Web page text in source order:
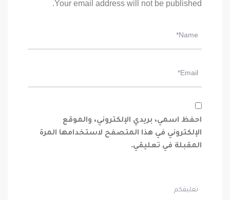
Your email address will not be published.
احفظ اسمي، بريدي الإلكتروني، والموقع
الإلكتروني في هذا المتصفح لاستخدامها المرة
المقبلة في تعليقي.